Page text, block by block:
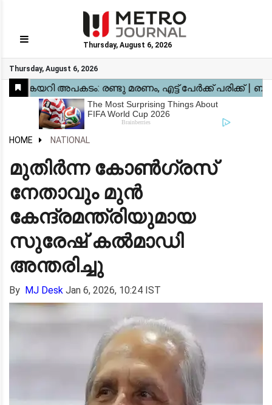
Thursday, August 6, 2026
Thursday, August 6, 2026
GO
Home
Kerala
National
Gulf
World
Sports
Movies
Health
Automobile
Travel
Education
Novel
Business
Technology
Webstory
HOME NATIONAL
മുതിർന്ന കോൺഗ്രസ്
നേതാവും മുൻ
കേന്ദ്രമന്ത്രിയുമായ
സുരേഷ് കൽമാഡി
അന്തരിച്ചു
By MJ Desk Jan 6, 2026, 10:24 IST